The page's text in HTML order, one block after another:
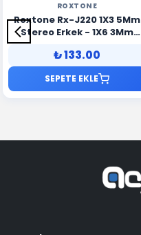
ROXTONE
Roxtone Rx-J220 1X3 5Mm
Stereo Erkek - 1X6 3Mm
₺ 133.00
SEPETE EKLE